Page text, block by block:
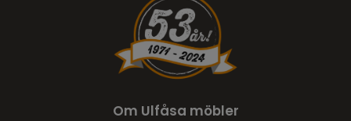
Om Ulfåsa möbler